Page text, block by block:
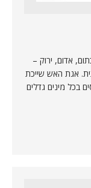
אדום, ירוק –
אגת האש שייכת
בכל מינים גדלים